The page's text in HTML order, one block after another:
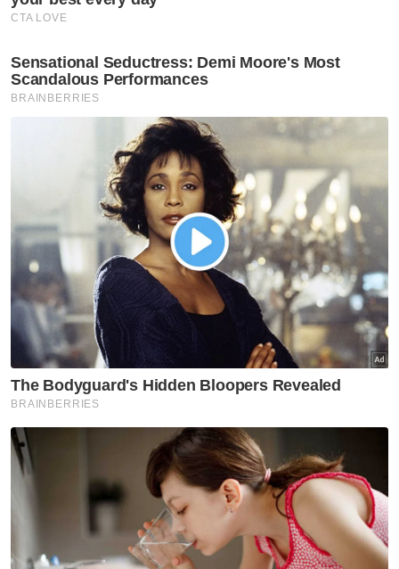
Yayasan Warisan Ummah Ikhlas (WUIF),
konvensyen tersebut seramai 500 anak
muda akan menyertai program 'Young
Muslim Leaders for the World'.
Artikel Berkaitan:
Disiplin tinggi taruhan SMK Shah Alam berdepan
SMK Darul Ehsan
Rakyat Selangor diajak sambut Hari Kebangsaan di
Dataran Shah Alam
Pavement-AI atasi masalah aduan jalan berlubang di
Shah Alam
**pullquote**